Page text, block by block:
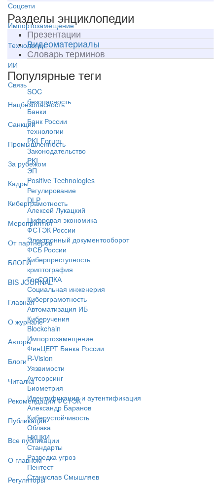
Соцсети
Импортозамещение
Технологии
ИИ
Связь
Нацбезопасность
Санкции
Промышленность
За рубежом
Кадры
Киберграмотность
Мероприятия
От партнёров
БЛОГИ
BIS JOURNAL
Главная
О журнале
Авторы
Блоги
Читалка
Рекомендации ФСТЭК
Публикации
Все публикации
О главном
Регуляторы
Разделы энциклопедии
Презентации
Видеоматериалы
Словарь терминов
Популярные теги
SOC
безопасность
Банки
Банк России
технологии
PKI-Forum
Законодательство
PKI
ЭП
Positive Technologies
Регулирование
DLP
Алексей Лукацкий
Цифровая экономика
ФСТЭК России
Электронный документооборот
ФСБ России
Киберпреступность
криптография
ГосСОПКА
Социальная инженерия
Киберграмотность
Автоматизация ИБ
Киберучения
Blockchain
Импортозамещение
ФинЦЕРТ Банка России
R-Vision
Уязвимости
Аутсорсинг
Биометрия
Идентификация и аутентификация
Александр Баранов
Киберустойчивость
Облака
НКЦКИ
Стандарты
Разведка угроз
Пентест
Станислав Смышляев